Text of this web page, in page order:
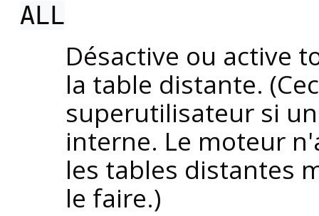
ALL
Désactive ou active
la table distante.
superutilisateur si
interne. Le moteur
les tables distantes
le faire.)